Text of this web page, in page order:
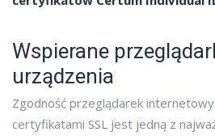
Wspierane
urządzenia
Zgodność przeglądarek
certyfikatami SSL jest jedną z